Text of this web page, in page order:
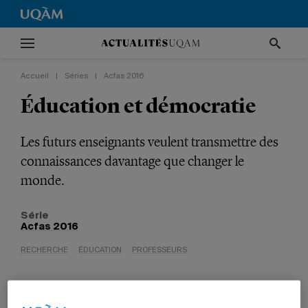
Accueil Séries Acfas 2016
Éducation et démocratie
Les futurs enseignants veulent transmettre des
connaissances davantage que changer le
monde.
Série
Acfas 2016
RECHERCHE ÉDUCATION PROFESSEURS